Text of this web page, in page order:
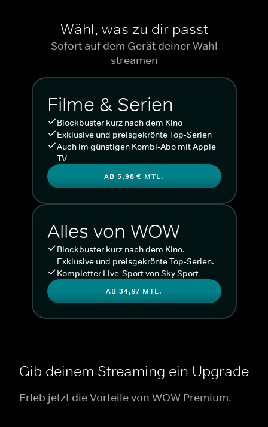
Wähl, was zu dir passt
Sofort auf dem Gerät deiner Wahl
streamen
Filme & Serien
Blockbuster kurz nach dem Kino
Exklusive und preisgekrönte Top-Serien
Auch im günstigen Kombi-Abo mit Apple
TV
AB 5,98 € MTL.
Alles von WOW
Blockbuster kurz nach dem Kino.
Exklusive und preisgekrönte Top-Serien.
Kompletter Live-Sport von Sky Sport
AB 34,97 MTL.
Gib deinem Streaming ein Upgrade
Erleb jetzt die Vorteile von WOW Premium.